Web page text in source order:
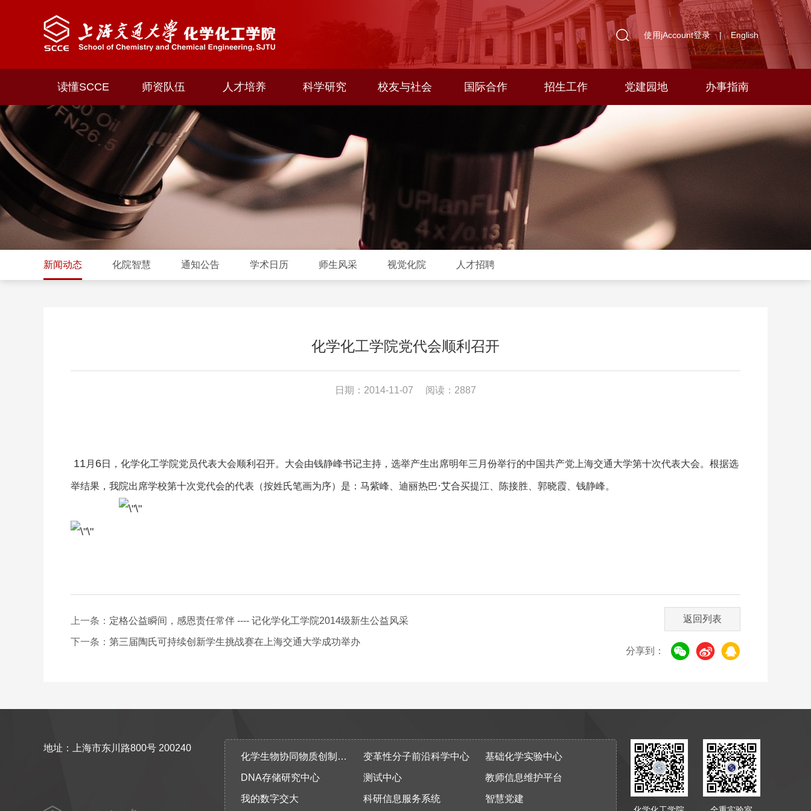
使用jAccount登录 | English
读懂SCCE 师资队伍 人才培养 科学研究 校友与社会 国际合作 招生工作 党建园地 办事指南
新闻动态 化院智慧 通知公告 学术日历 师生风采 视觉化院 人才招聘
化学化工学院党代会顺利召开
日期：2014-11-07 阅读：2887
11月 6日，化学化工学院党员代表大会顺利召开。大会由钱静峰书记主持，选举产生出席明年三月份举行的中国共产党上海交通大学第十次代表大会。根据选
举结果，我院出席学校第十次党代会的代表（按姓氏笔画为序）是：马紫峰、迪丽热巴·艾合买提江、陈接胜、郭晓霞、钱静峰。
上一条： 定格公益瞬间，感恩责任常伴 ---- 记化学化工学院2014级新生公益风采
下一条： 第三届陶氏可持续创新学生挑战赛在上海交通大学成功举办
返回列表
分享到：
地址：上海市东川路800号 200240
化学生物协同物质创制全国重点实验室
变革性分子前沿科学中心 基础化学实验中心
DNA存储研究中心 测试中心 教师信息维护平台
我的数字交大 科研信息服务系统 智慧党建